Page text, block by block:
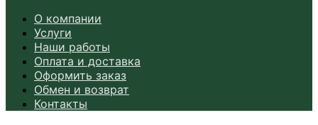
О компании
Услуги
Наши работы
Оплата и доставка
Оформить заказ
Обмен и возврат
Контакты